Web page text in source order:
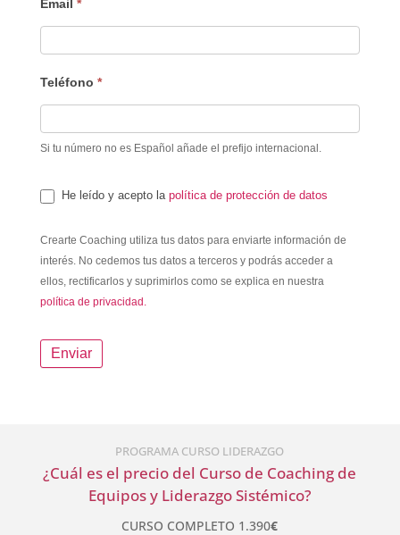
Email *
Teléfono *
Si tu número no es Español añade el prefijo internacional.
He leído y acepto la política de protección de datos
Crearte Coaching utiliza tus datos para enviarte información de
interés. No cedemos tus datos a terceros y podrás acceder a
ellos, rectificarlos y suprimirlos como se explica en nuestra
política de privacidad.
Enviar
PROGRAMA CURSO LIDERAZGO
¿Cuál es el precio del Curso de Coaching de
Equipos y Liderazgo Sistémico?
CURSO COMPLETO 1.390€